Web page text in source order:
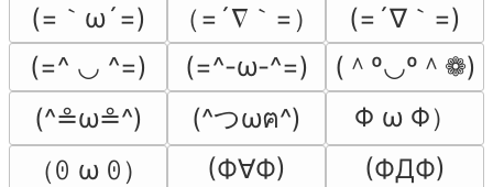
(=｀ω´=)
（=´∇｀=）
(=´∇｀=)
(=^ ◡ ^=)
(=^-ω-^=)
(＾º◡º＾❁)
(^≗ω≗^)
(^つωฅ^)
Φ ω Φ）
（ꏿ ω ꏿ）
(Ф∀Ф)
(ФДФ)